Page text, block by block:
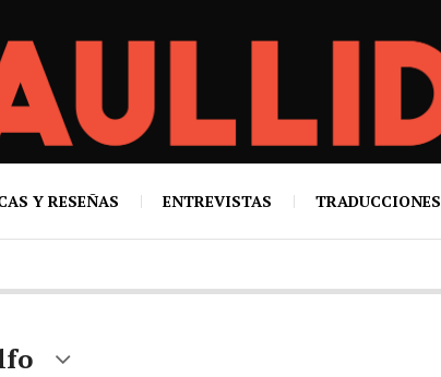
Y RESEÑAS ENTREVISTAS TRADUCCIONES